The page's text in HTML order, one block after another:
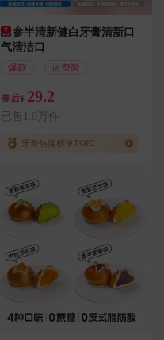
参半清新健白牙膏清新口
气清洁口
爆款 运费险
券后¥ 29.2
已售1.0万件
牙膏热搜榜单TOP2